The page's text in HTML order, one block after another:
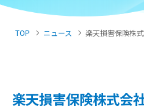
TOP ニュース 楽天損害保険株
楽天損害保険株式会